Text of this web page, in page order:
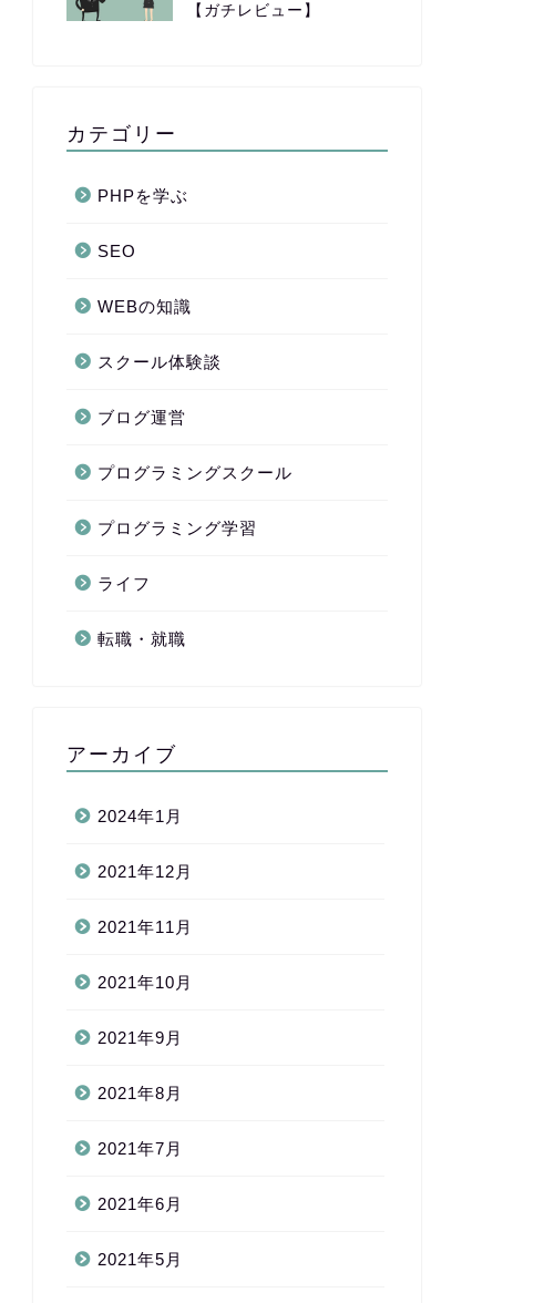
【ガチレビュー】
カテゴリー
PHPを学ぶ
SEO
WEBの知識
スクール体験談
ブログ運営
プログラミングスクール
プログラミング学習
ライフ
転職・就職
アーカイブ
2024年1月
2021年12月
2021年11月
2021年10月
2021年9月
2021年8月
2021年7月
2021年6月
2021年5月